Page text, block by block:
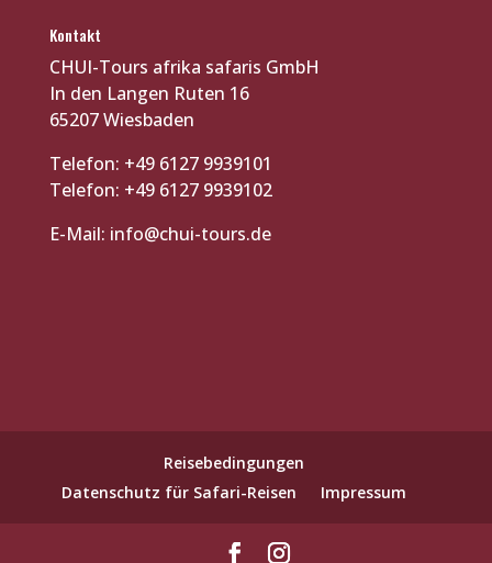
Kontakt
CHUI-Tours afrika safaris GmbH
In den Langen Ruten 16
65207 Wiesbaden
Telefon: +49 6127 9939101
Telefon: +49 6127 9939102
E-Mail: info@chui-tours.de
Reisebedingungen
Datenschutz für Safari-Reisen
Impressum